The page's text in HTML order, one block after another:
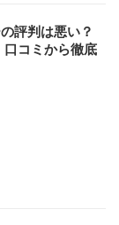
メリット・デ
した。
入時期や
ポイントも解
デメリット
デメリットを
で
評判は悪い？
口コミから徹底